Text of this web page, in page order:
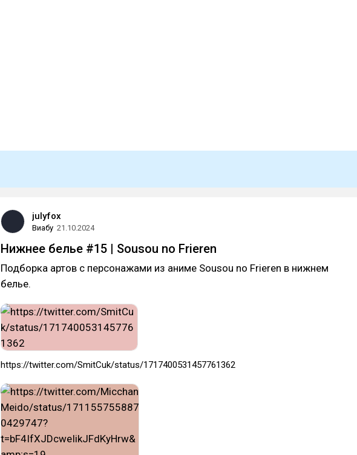
julyfox
Виабу 21.10.2024
Нижнее белье #15 | Sousou no Frieren
Подборка артов с персонажами из аниме Sousou no Frieren в нижнем
белье.
https://twitter.com/SmitCuk/status/1717400531457761362